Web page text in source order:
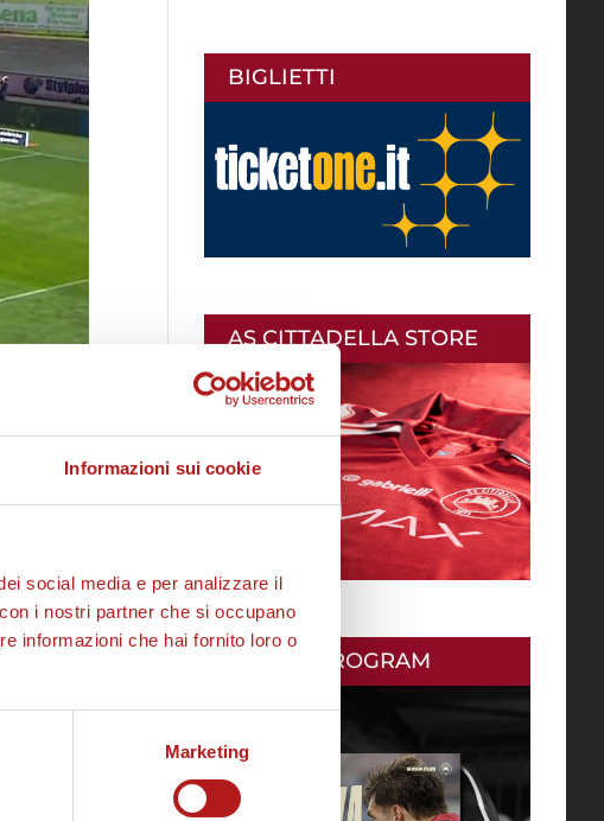
Informazioni sui cookie
social media e per analizzare il
i nostri partner che si occupano
informazioni che hai fornito loro o
Marketing
BIGLIETTI
AS CITTADELLA STORE
MATCH PROGRAM